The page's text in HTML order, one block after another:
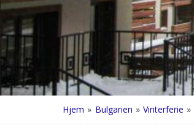
Hjem » Bulgarien » Vinterferie »